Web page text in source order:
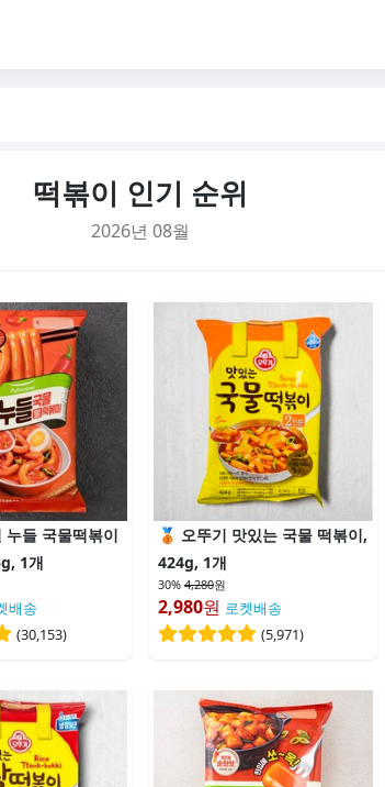
떡볶이 인기 순위
2026년 08월
누들 국물떡볶이
1개
배송
(30,153)
오뚜기 맛있는 국물 떡볶이,
424g, 1개
30% 4,280원
2,980원 로켓배송
(5,971)